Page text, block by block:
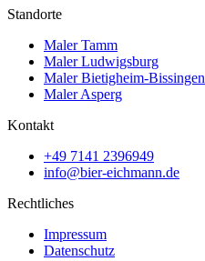
Standorte
Maler Tamm
Maler Ludwigsburg
Maler Bietigheim-Bissingen
Maler Asperg
Kontakt
+49 7141 2396949
info@bier-eichmann.de
Rechtliches
Impressum
Datenschutz